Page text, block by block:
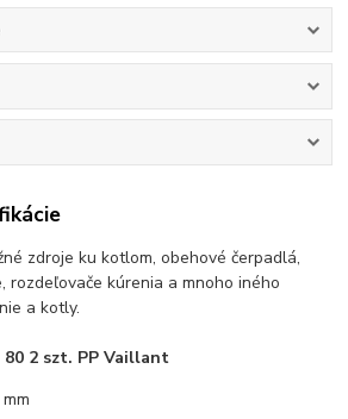
zdroje ku kotlom, obehové čerpadlá,
rozdeľovače kúrenia a mnoho iného
a kotly.
2 szt. PP Vaillant